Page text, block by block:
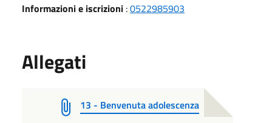
Informazioni e iscrizioni :0522985903
Allegati
13 - Benvenuta adolescenza